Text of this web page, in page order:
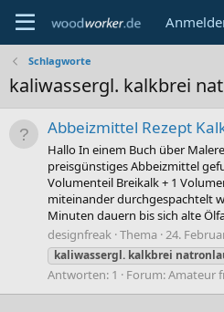
Schlagworte
kaliwassergl. kalkbrei
Abbeizmittel Rezept
Hallo In einem Buch über
preisgünstiges Abbeizmittel
Volumenteil Breikalk + 1
miteinander durchgespachtelt
Minuten dauern bis sich alte
designfreak Thema 24.
kaliwassergl. kalkbrei
Antworten: 1 Forum:Amateur